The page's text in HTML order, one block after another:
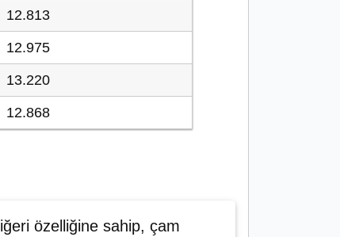
12.813
12.975
13.220
12.868
özelliğine sahip, çam